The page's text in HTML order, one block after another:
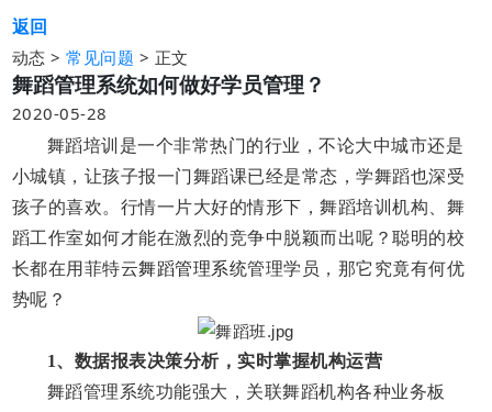
返回
动态 >常见问题 > 正文
舞蹈管理系统如何做好学员管理？
2020-05-28
舞蹈培训是一个非常热门的行业，不论大中城市还是
小城镇，让孩子报一门舞蹈课已经是常态，学舞蹈也深受
孩子的喜欢。行情一片大好的情形下，舞蹈培训机构、舞
蹈工作室如何才能在激烈的竞争中脱颖而出呢？聪明的校
长都在用菲特云舞蹈管理系统管理学员，那它究竟有何优
势呢？
1、数据报表决策分析，实时掌握机构运营
舞蹈管理系统功能强大，关联舞蹈机构各种业务板